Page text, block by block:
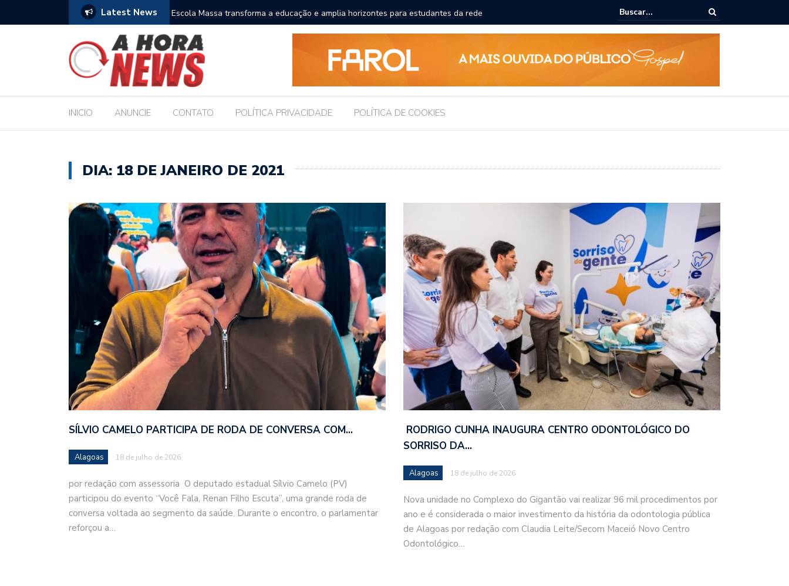
Latest News
horizontes para estudantes da rede
Chico Filho destaca potencial esportivo, turístico e econômico da Maratona
Internacional de Maceió
O erro que todo mundo comete no supermercado e que te faz pagar mais caro
comida
INICIO ANUNCIE CONTATO POLÍTICA PRIVACIDADE POLÍTICA DE COOKIES
DIA: 18 DE JANEIRO DE 2021
SÍLVIO CAMELO PARTICIPA DE RODA DE CONVERSA COM…
Alagoas 18 de julho de 2026
por redação com assessoria O deputado estadual Sílvio Camelo (PV)
participou do evento “Você Fala, Renan Filho Escuta”, uma grande roda de
conversa voltada ao segmento da saúde. Durante o encontro, o parlamentar
reforçou a…
RODRIGO CUNHA INAUGURA CENTRO ODONTOLÓGICO DO
SORRISO DA…
Alagoas 18 de julho de 2026
Nova unidade no Complexo do Gigantão vai realizar 96 mil procedimentos por
ano e é considerada o maior investimento da história da odontologia pública
de Alagoas por redação com Claudia Leite/Secom Maceió Novo Centro
Odontológico…